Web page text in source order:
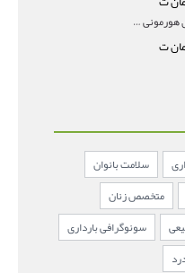
سلام برای تشخیص دقیق، چه آزمایش‌های هورمونی و چه سونوگر
ت
سلامت بانوان
متخصص زنان
سونوگرافی بارداری